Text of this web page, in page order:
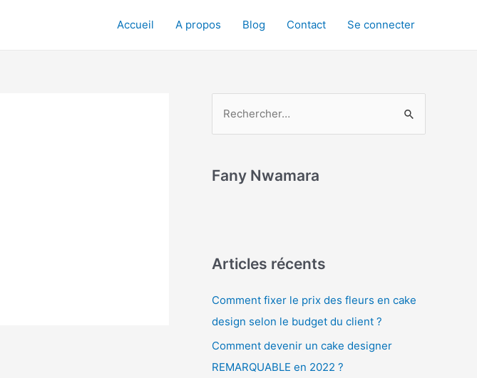
Accueil A propos Blog Contact Se connecter
Fany Nwamara
Articles récents
Comment fixer le prix des fleurs en cake
design selon le budget du client ?
Comment devenir un cake designer
REMARQUABLE en 2022 ?